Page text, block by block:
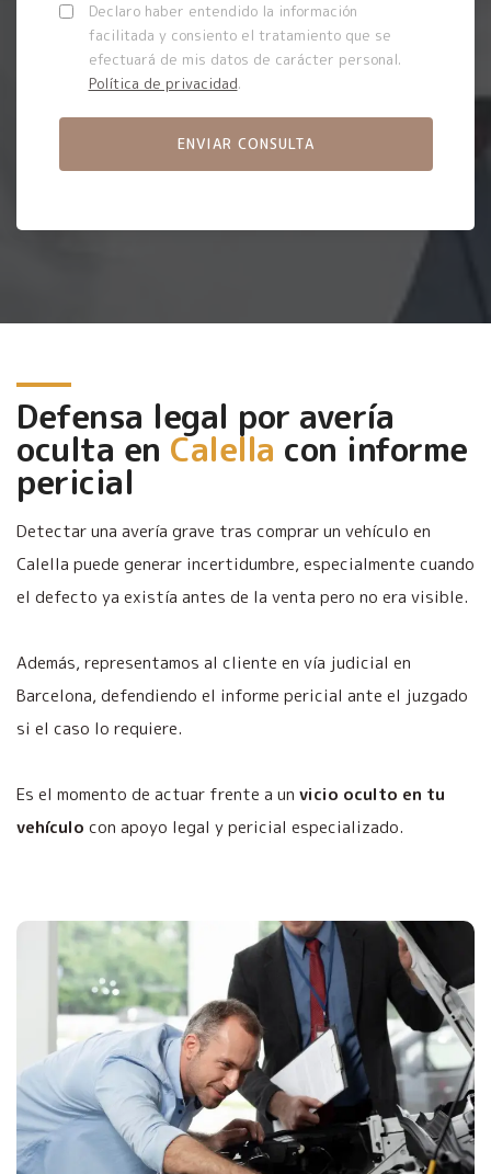
Declaro haber entendido la información
facilitada y consiento el tratamiento que se
efectuará de mis datos de carácter personal.
Política de privacidad.
Defensa legal por avería
oculta en Calella con informe
pericial
Detectar una avería grave tras comprar un vehículo en
Calella puede generar incertidumbre, especialmente cuando
el defecto ya existía antes de la venta pero no era visible.
Además, representamos al cliente en vía judicial en
Barcelona, defendiendo el informe pericial ante el juzgado
si el caso lo requiere.
Es el momento de actuar frente a un vicio oculto en tu
vehículo con apoyo legal y pericial especializado.